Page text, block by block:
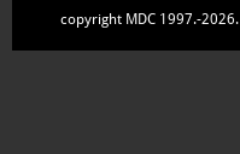
copyright MDC 1997.-2026.